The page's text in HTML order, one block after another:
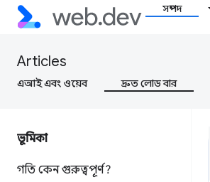
সম্পদ
Articles
এআই এবং ওয়েব দ্রুত লোড বার
ভূমিকা
গতি কেন গুরুত্বপূর্ণ?